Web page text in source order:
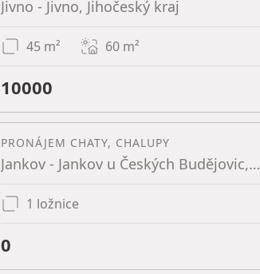
Jivno - Jivno, Jihočeský kraj
45 m² 60 m²
10000
PRONÁJEM CHATY, CHALUPY
Jankov - Jankov u Českých Budějovic, Jihočeský kraj
1 ložnice
0